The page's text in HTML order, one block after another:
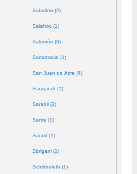
Saladino (2)
Salahoc (1)
Salomón (3)
Samotracia (1)
San Juan de Acre (4)
Saqqarah (1)
Sarahil (2)
Sartre (1)
Saurid (1)
Sbrigani (1)
Schibboleth (1)